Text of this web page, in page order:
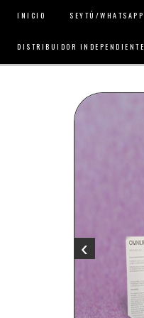
INICIO SEYTÚ/WHATSAPP
DISTRIBUIDOR INDEPENDIENTE
‹